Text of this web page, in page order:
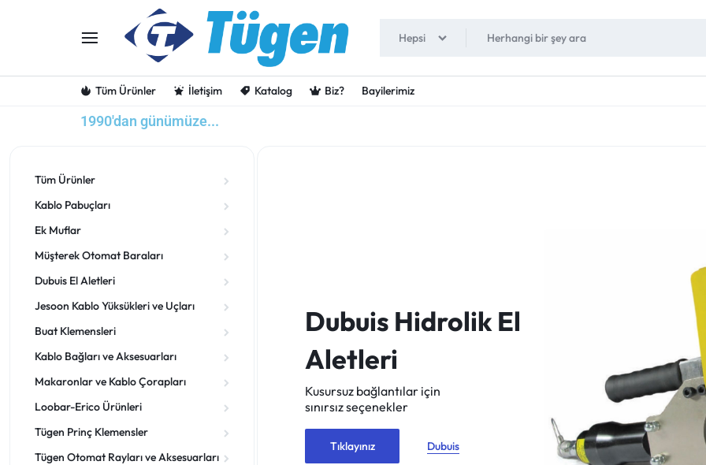
TUGENAS
GÜNÜMÜZE…
Hepsi
Tüm Ürünler İletişim Katalog Biz? Bayilerimiz
1990'dan günümüze...
Tüm Ürünler
Kablo Pabuçları
Ek Muflar
Müşterek Otomat Baraları
Dubuis El Aletleri
Jesoon Kablo Yüksükleri ve Uçları
Buat Klemensleri
Kablo Bağları ve Aksesuarları
Makaronlar ve Kablo Çorapları
Loobar-Erico Ürünleri
Tügen Prinç Klemensler
Tügen Otomat Rayları ve Aksesuarları
Dubuis Hidrolik El
Aletleri
Kusursuz bağlantılar için
sınırsız seçenekler
Tıklayınız Dubuis